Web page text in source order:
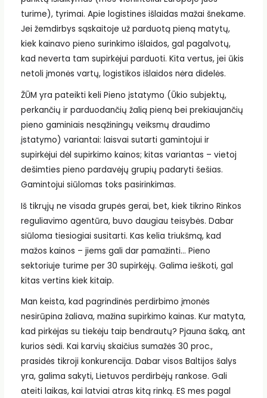
turime), tyrimai. Apie logistines išlaidas mažai šnekame.
Jei žemdirbys sąskaitoje už parduotą pieną matytų,
kiek kainavo pieno surinkimo išlaidos, gal pagalvotų,
kad neverta tam supirkėjui parduoti. Kita vertus, jei ūkis
netoli įmonės vartų, logistikos išlaidos nėra didelės.
ŽŪM yra pateikti keli Pieno įstatymo (Ūkio subjektų,
perkančių ir parduodančių žalią pieną bei prekiaujančių
pieno gaminiais nesąžiningų veiksmų draudimo
įstatymo) variantai: laisvai sutarti gamintojui ir
supirkėjui dėl supirkimo kainos; kitas variantas – vietoj
dešimties pieno pardavėjų grupių padaryti šešias.
Gamintojui siūlomas toks pasirinkimas.
Iš tikrųjų ne visada grupės gerai, bet, kiek tikrino Rinkos
reguliavimo agentūra, buvo daugiau teisybės. Dabar
siūloma tiesiogiai susitarti. Kas kelia triukšmą, kad
mažos kainos – jiems gali dar pamažinti… Pieno
sektoriuje turime per 30 supirkėjų. Galima ieškoti, gal
kitas vertins kiek kitaip.
Man keista, kad pagrindinės perdirbimo įmonės
nesirūpina žaliava, mažina supirkimo kainas. Kur matyta,
kad pirkėjas su tiekėju taip bendrautų? Pjauna šaką, ant
kurios sėdi. Kai karvių skaičius sumažės 30 proc.,
prasidės tikroji konkurencija. Dabar visos Baltijos šalys
yra, galima sakyti, Lietuvos perdirbėjų rankose. Gali
ateiti laikas, kai latviai atras kitą rinką. ES mes pagal